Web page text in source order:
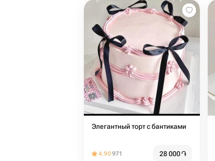
Элегантный торт с бантиками
4.90971 28 000֏